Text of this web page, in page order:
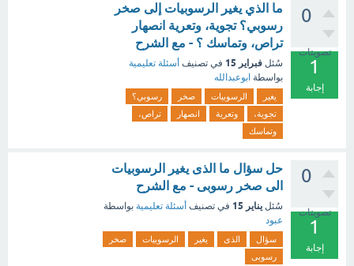
0
تصويتات
1
إجابة
ما الذي يغير الرسوبيات إلى صخر
رسوبي؟ تجوية، وتعرية انصهار
تراص، وتماسك ؟ - مع الشرح
سُئل فبراير 15 في تصنيف أسئلة تعليمية
بواسطة ابوعبدالله
يغير الرسوبيات صخر
رسوبي؟
تجوية،
وتعرية انصهار
تراص،
وتماسك
0
تصويتات
1
إجابة
حل سؤال ما الذى يغير الرسوبيات
الى صخر رسوبى - مع الشرح
سُئل يناير 15 في تصنيف أسئلة تعليمية بواسطة
عبود
سؤال الذى يغير الرسوبيات
صخر
رسوبى